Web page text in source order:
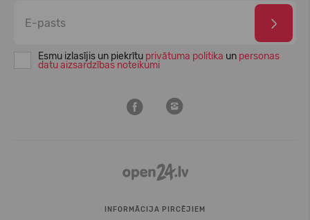
Esmu izlasījis un piekrītu privātuma politika un personas
datu aizsardzības noteikumi
INFORMĀCIJA PIRCĒJIEM